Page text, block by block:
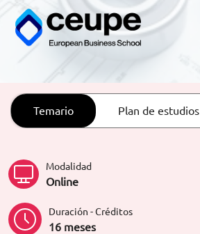
ORIENTACIÓN LABORAL
Temario Plan de estudios
Modalidad
Online
Duración - Créditos
16 meses